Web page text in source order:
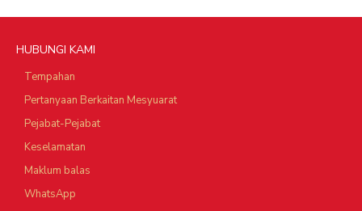
HUBUNGI KAMI
Tempahan
Pertanyaan Berkaitan Mesyuarat
Pejabat-Pejabat
Keselamatan
Maklum balas
WhatsApp